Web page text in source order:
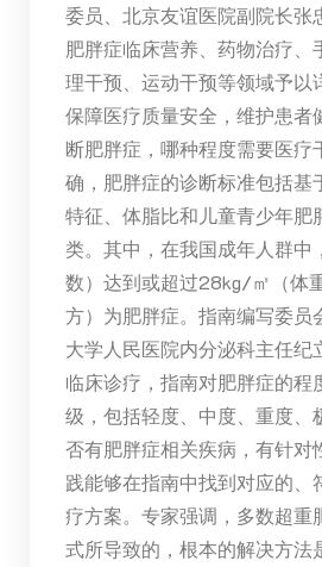
委员、北京友谊医院副院长张
肥胖症临床营养、药物治疗、
理干预、运动干预等领域予以
保障医疗质量安全，维护患者
断肥胖症，哪种程度需要医疗
确，肥胖症的诊断标准包括基
特征、体脂比和儿童青少年肥
类。其中，在我国成年人群中
数）达到或超过28kg/㎡（体
方）为肥胖症。指南编写委员
大学人民医院内分泌科主任纪
临床诊疗，指南对肥胖症的程
级，包括轻度、中度、重度、
否有肥胖症相关疾病，有针对
践能够在指南中找到对应的、
疗方案。专家强调，多数超重
式所导致的，根本的解决方法